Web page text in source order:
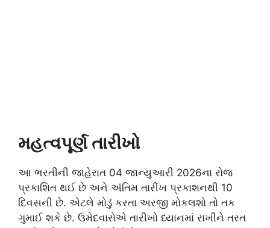
મહત્વપૂર્ણ તારીખો
આ ભરતીની જાહેરાત 04 જાન્યુઆરી 2026ના રોજ
પ્રકાશિત થઈ છે અને અંતિમ તારીખ પ્રકાશનથી 10
દિવસની છે. એટલે મોડું કરતા અરજી મોકલશો તો તક
ગુમાઈ શકે છે. ઉમેદવારોએ તારીખો ધ્યાનમાં રાખીને તરત